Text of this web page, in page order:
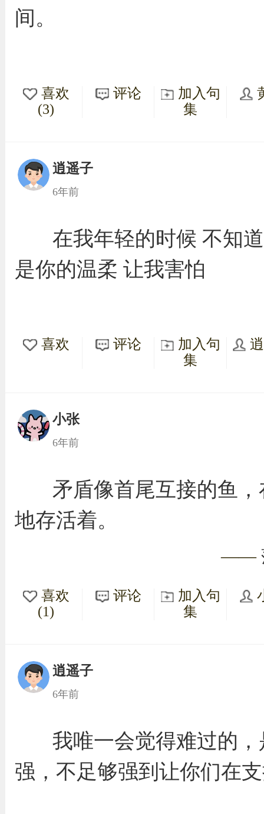
间。
喜欢
(3)
评论
加入句
集
逍遥子
6年前
在我年轻的时候 不知
是你的温柔 让我害怕
喜欢 评论
加入句
集
小张
6年前
矛盾像首尾互接的鱼
地存活着。
——
喜欢
(1)
评论
加入句
集
逍遥子
6年前
我唯一会觉得难过的
强，不足够强到让你们在